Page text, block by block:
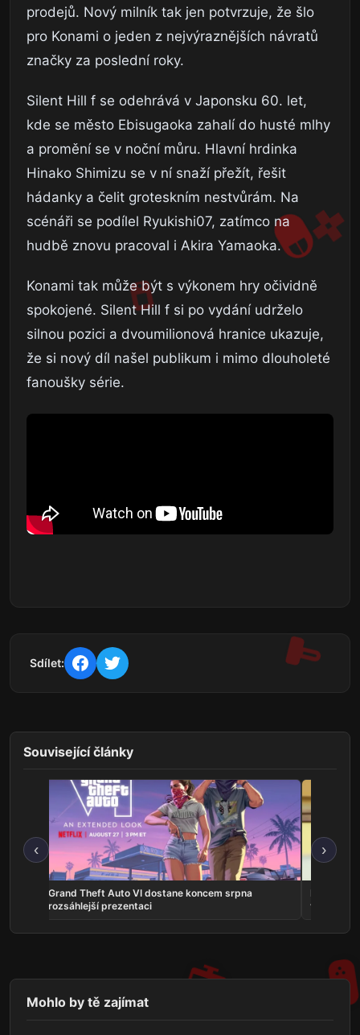
prodejů. Nový milník tak jen potvrzuje, že šlo
pro Konami o jeden z nejvýraznějších návratů
značky za poslední roky.
Silent Hill f se odehrává v Japonsku 60. let,
kde se město Ebisugaoka zahalí do husté mlhy
a promění se v noční můru. Hlavní hrdinka
Hinako Shimizu se v ní snaží přežít, řešit
hádanky a čelit groteskním nestvůrám. Na
scénáři se podílel Ryukishi07, zatímco na
hudbě znovu pracoval i Akira Yamaoka.
Konami tak může být s výkonem hry očividně
spokojené. Silent Hill f si po vydání udrželo
silnou pozici a dvoumilionová hranice ukazuje,
že si nový díl našel publikum i mimo dlouholeté
fanoušky série.
Sdílet:
Související články
‹
Grand Theft Auto VI dostane koncem srpna
rozsáhlejší prezentaci
vlastní
›
Mohlo by tě zajímat